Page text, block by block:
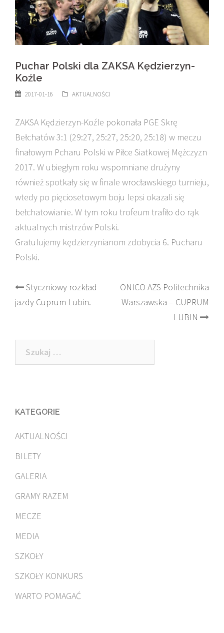
Puchar Polski dla ZAKSA Kędzierzyn-
Koźle
2017-01-16 AKTUALNOŚCI
ZAKSA Kędzierzyn-Koźle pokonała PGE Skrę
Bełchatów 3:1 (29:27, 25:27, 25:20, 25:18) w meczu
finałowym Pcharu Polski w Piłce Siatkowej Mężczyzn
2017. W ubiegłym roku wspomniane drużyny
również spotkały się w finale wrocławskiego turnieju,
wtedy po pięciosetowym boju lepsi okazali się
bełchatowianie. W tym roku trofeum trafiło do rąk
aktualnych mistrzów Polski.
Gratulujemy kędzierzynianom zdobycia 6. Pucharu
Polski.
Post
navigation
Styczniowy rozkład
jazdy Cuprum Lubin.
ONICO AZS Politechnika
Warszawska – CUPRUM
LUBIN
Szukaj:
KATEGORIE
AKTUALNOŚCI
BILETY
GALERIA
GRAMY RAZEM
MECZE
MEDIA
SZKOŁY
SZKOŁY KONKURS
WARTO POMAGAĆ